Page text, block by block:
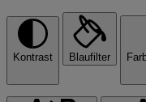
Kontrast Blaufilter